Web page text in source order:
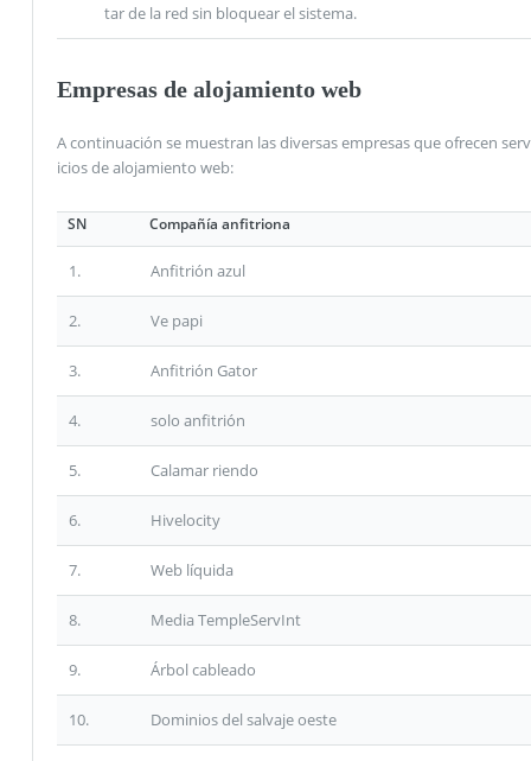
tar de la red sin bloquear el sistema.
Empresas de alojamiento web
A continuación se muestran las diversas empresas que ofrecen serv
icios de alojamiento web:
SN Compañía anfitriona
1. Anfitrión azul
2. Ve papi
3. Anfitrión Gator
4. solo anfitrión
5. Calamar riendo
6. Hivelocity
7. Web líquida
8. Media TempleServInt
9. Árbol cableado
10. Dominios del salvaje oeste